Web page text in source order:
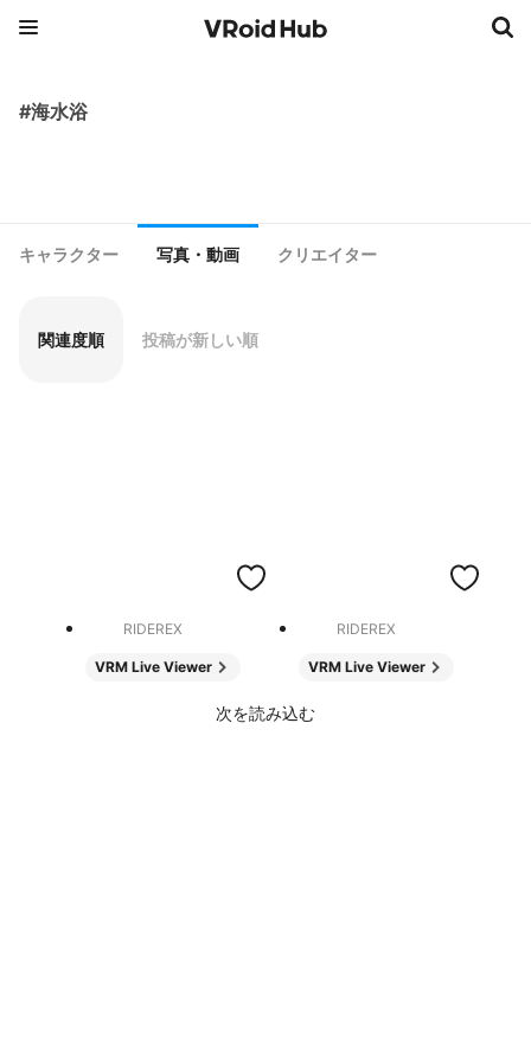
#海水浴
キャラクター 写真・動画 クリエイター
関連度順 投稿が新しい順
RIDEREX
VRM Live Viewer
RIDEREX
VRM Live Viewer
次を読み込む